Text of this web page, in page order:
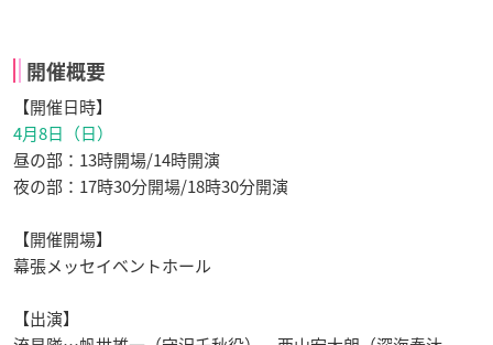
開催概要
【開催日時】
4月8日（日）
昼の部：13時開場/14時開演
夜の部：17時30分開場/18時30分開演
【開催開場】
幕張メッセイベントホール
【出演】